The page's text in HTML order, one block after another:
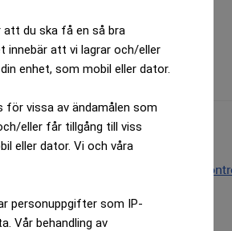
att du ska få en så bra
innebär att vi lagrar och/eller
enhet, som mobil eller dator.
för vissa av ändamålen som
eller får tillgång till viss
eller dator. Vi och våra
personuppgifter som IP-
Vår behandling av
inom Intern styrning och